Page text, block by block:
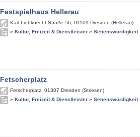
Festspielhaus Hellerau
Karl-Liebknecht-Straße 56 01109 Dresden (Hellerau)
» Kultur, Freizeit & Dienstleister » Sehenswürdigkeit
Fetscherplatz
Fetscherplatz 01307 Dresden (Striesen)
» Kultur, Freizeit & Dienstleister » Sehenswürdigkeit